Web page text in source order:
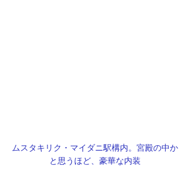
ムスタキリク・マイダニ駅構内。宮殿の中か
と思うほど、豪華な内装